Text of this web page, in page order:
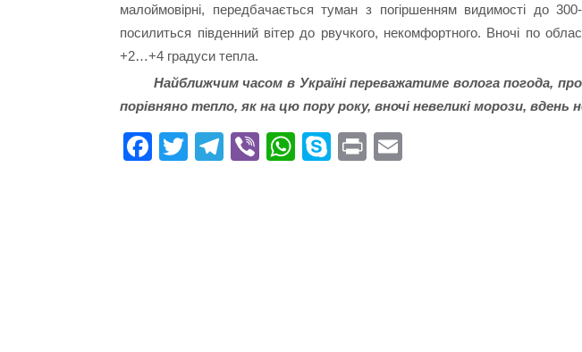
малоймовірні, передбачається туман з погіршенням видимості до
посилиться південний вітер до рвучкого, некомфортного. Вночі по
+2…+4 градуси тепла.
Найближчим часом в Україні переважатиме волога погода,
порівняно тепло, як на цю пору року, вночі невеликі морози, вдень
Fa T
Te Vi
W
S
Pr